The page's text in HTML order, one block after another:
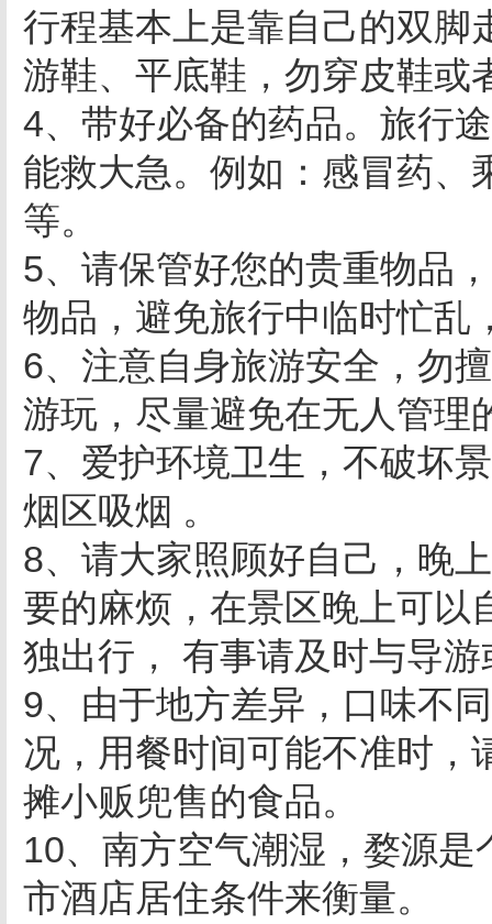
行程基本上是靠自己的双脚
游鞋、平底鞋，勿穿皮鞋或
4、带好必备的药品。旅行
能救大急。例如：感冒药、
等。
5、请保管好您的贵重物品
物品，避免旅行中临时忙乱
6、注意自身旅游安全，勿
游玩，尽量避免在无人管理
7、爱护环境卫生，不破坏
烟区吸烟 。
8、请大家照顾好自己，晚
要的麻烦，在景区晚上可以
独出行， 有事请及时与导
9、由于地方差异，口味不
况，用餐时间可能不准时，
摊小贩兜售的食品。
10、南方空气潮湿，婺源
市酒店居住条件来衡量。